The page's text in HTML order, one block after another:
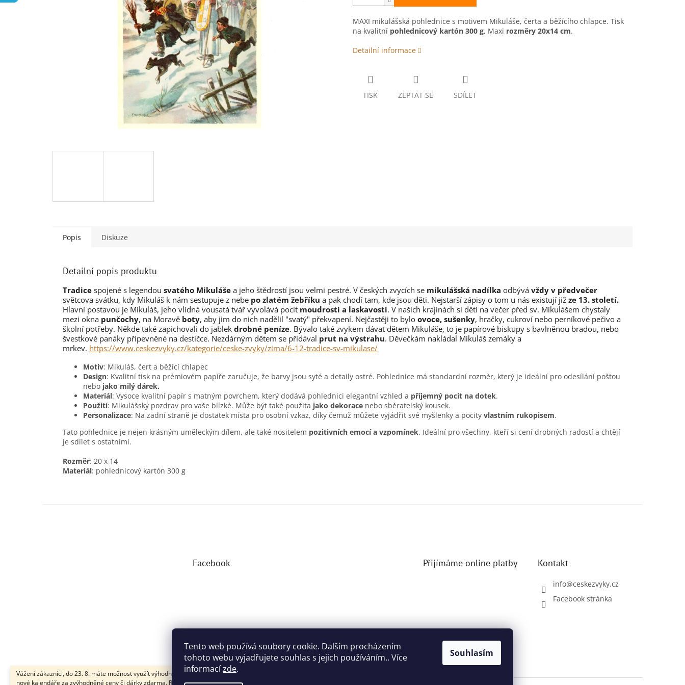
Tento web používá soubory cookie. Dalším procházením
tohoto webu vyjadřujete souhlas s jejich používáním.. Více
informacízde.
Souhlasím
Vážení zákazníci, do 23. 8. máte možnost využít výhodného předprodeje na
nové kalendáře za zvýhodněné ceny či dárky zdarma. Rovněž jsme pro vás
MAXI mikulášská pohlednice s motivem Mikuláše, čerta a běžícího chlapce. Tisk
na kvalitní pohlednicový kartón 300 g, Maxi rozměry 20x14 cm.
Detailní informace
TISK ZEPTAT SE SDÍLET
Popis Diskuze
Detailní popis produktu
Tradice spojené s legendou svatého Mikuláše a jeho štědrostí jsou velmi pestré. V českých zvycích se mikulášská nadílka odbývá vždy v předvečer
světcova svátku, kdy Mikuláš k nám sestupuje z nebe po zlatém žebříku a pak chodí tam, kde jsou děti. Nejstarší zápisy o tom u nás existují již ze 13. století.
Hlavní postavou je Mikuláš, jeho vlídná vousatá tvář vyvolává pocit moudrosti a laskavosti. V našich krajinách si děti na večer před sv. Mikulášem chystaly
mezi okna punčochy, na Moravě boty, aby jim do nich nadělil "svatý" překvapení. Nejčastěji to bylo ovoce, sušenky, hračky, cukroví nebo perníkové pečivo a
školní potřeby. Někde také zapichovali do jablek drobné peníze. Bývalo také zvykem dávat dětem Mikuláše, to je papírové biskupy s bavlněnou bradou, nebo
švestkové panáky připevněné na destičce. Nezdárným dětem se přidával prut na výstrahu. Děvečkám nakládal Mikuláš zemáky a
mrkev. https://www.ceskezvyky.cz/kategorie/ceske-zvyky/zima/6-12-tradice-sv-mikulase/
Motiv: Mikuláš, čert a běžící chlapec
Design: Kvalitní tisk na prémiovém papíře zaručuje, že barvy jsou syté a detaily ostré. Pohlednice má standardní rozměr, který je ideální pro odesílání poštou
nebo jako milý dárek.
Materiál: Vysoce kvalitní papír s matným povrchem, který dodává pohlednici elegantní vzhled a příjemný pocit na dotek.
Použití: Mikulášský pozdrav pro vaše blízké. Může být také použita jako dekorace nebo sběratelský kousek.
Personalizace: Na zadní straně je dostatek místa pro osobní vzkaz, díky čemuž můžete vyjádřit své myšlenky a pocity vlastním rukopisem.
Tato pohlednice je nejen krásným uměleckým dílem, ale také nositelem pozitivních emocí a vzpomínek. Ideální pro všechny, kteří si cení drobných radostí a chtějí
je sdílet s ostatními.
Rozměr: 20 x 14
Materiál: pohlednicový kartón 300 g
Facebook Přijímáme online platby Kontakt
info@ceskezvyky.cz
Facebook stránka
České zvyky